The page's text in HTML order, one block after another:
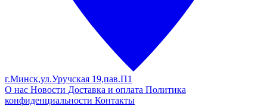
г.Минск,ул.Уручская 19,пав.П1
О нас Новости Доставка и оплата Политика
конфиденциальности Контакты